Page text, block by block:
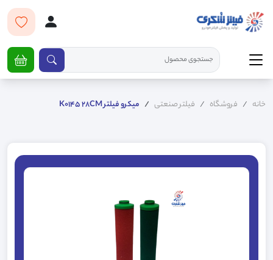
خانه فروشگاه فیلتر صنعتی میکرو فیلتر K0145 28CM